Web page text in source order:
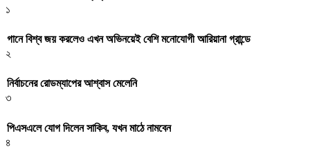
১
গানে বিশ্ব জয় করলেও এখন অভিনয়েই বেশি মনোযোগী আরিয়ানা গ্রান্ডে
২
নির্বাচনের রোডম্যাপের আশ্বাস মেলেনি
৩
পিএসএলে যোগ দিলেন সাকিব, যখন মাঠে নামবেন
৪